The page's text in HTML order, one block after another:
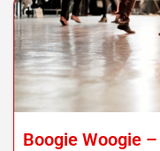
Boogie Woogie